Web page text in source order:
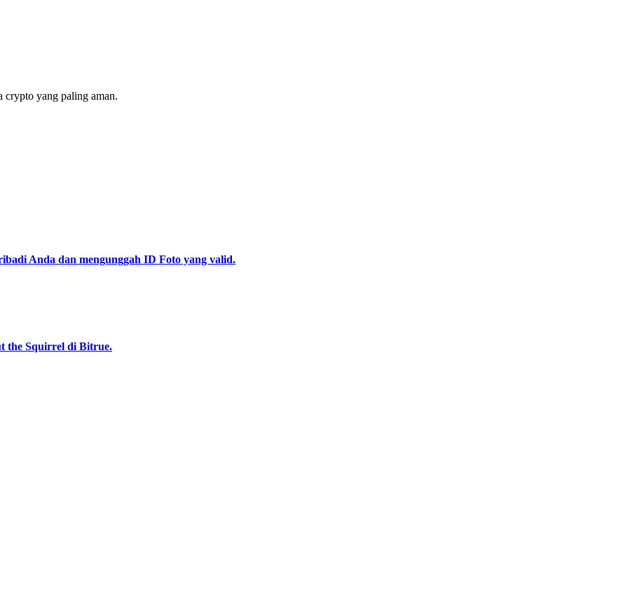
yang paling aman.
Anda dan mengunggah ID Foto yang valid.
the Squirrel di Bitrue.